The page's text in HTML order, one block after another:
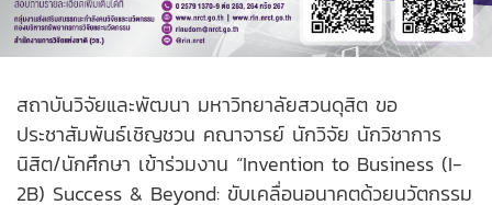
สถาบันวิจัยและพัฒนา มหาวิทยาลัยสวนดุสิต ขอ
ประชาสัมพันธ์เชิญชวน คณาจารย์ นักวิจัย นักวิชาการ
นิสิต/นักศึกษา เข้าร่วมงาน “Invention to Business (I-
2B) Success & Beyond: ขับเคลื่อนอนาคตด้วยนวัตกรรม